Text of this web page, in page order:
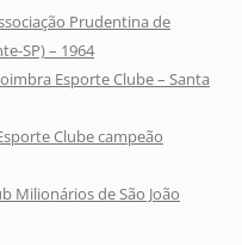
Prudentina de
SP) – 1964
Esporte Clube – Santa
Clube campeão
Milionários de São João